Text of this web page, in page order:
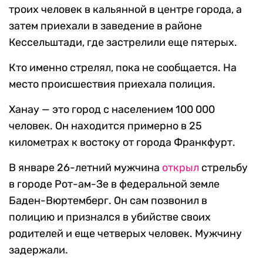
троих человек в кальянной в центре города, а
затем приехали в заведение в районе
Кессельштади, где застрелили еще пятерых.
Кто именно стрелял, пока не сообщается. На
место происшествия приехала полиция.
Ханау — это город с населением 100 000
человек. Он находится примерно в 25
километрах к востоку от города Франкфурт.
В январе 26-летний мужчина открыл стрельбу
в городе Рот-ам-Зе в федеральной земле
Баден-Вюртемберг. Он сам позвонил в
полицию и признался в убийстве своих
родителей и еще четверых человек. Мужчину
задержали.